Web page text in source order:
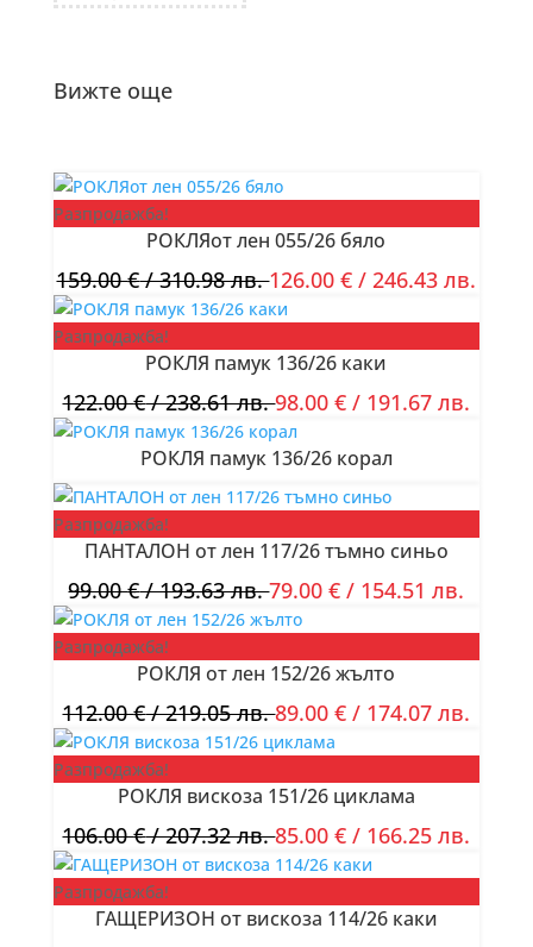
Вижте още
Разпродажба!
РОКЛЯот лен 055/26 бяло
159.00€/ 310.98 лв.126.00€ / 246.43 лв.
Разпродажба!
РОКЛЯ памук 136/26 каки
122.00€/ 238.61 лв.98.00€ / 191.67 лв.
РОКЛЯ памук 136/26 корал
Разпродажба!
ПАНТАЛОН от лен 117/26 тъмно синьо
99.00€/ 193.63 лв.79.00€ / 154.51 лв.
Разпродажба!
РОКЛЯ от лен 152/26 жълто
112.00€/ 219.05 лв.89.00€ / 174.07 лв.
Разпродажба!
РОКЛЯ вискоза 151/26 циклама
106.00€/ 207.32 лв.85.00€ / 166.25 лв.
Разпродажба!
ГАЩЕРИЗОН от вискоза 114/26 каки